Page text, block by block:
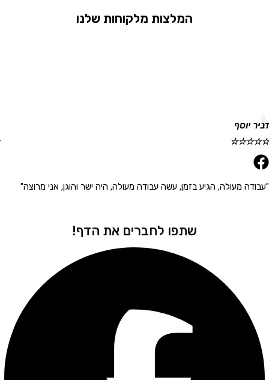
המלצות מלקוחות שלנו
☆
☆
מעולה, הגיע בזמן, עשה עבודה מעולה, היה ישר והוגן, אני מרוצה"
שתפו לחברים את הדף!